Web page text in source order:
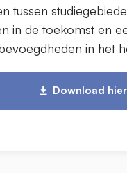
tussen
in de toekomst en
in het
Download